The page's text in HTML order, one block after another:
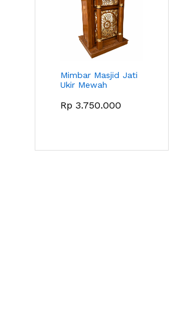
Mimbar Masjid Jati
Ukir Mewah
Rp 3.750.000